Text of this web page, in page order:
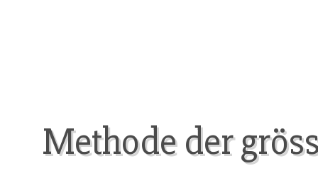
Methode der